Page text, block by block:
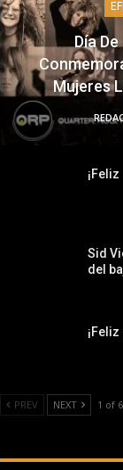
Día
Mujeres
Sid
del
PREV NEXT 1 of